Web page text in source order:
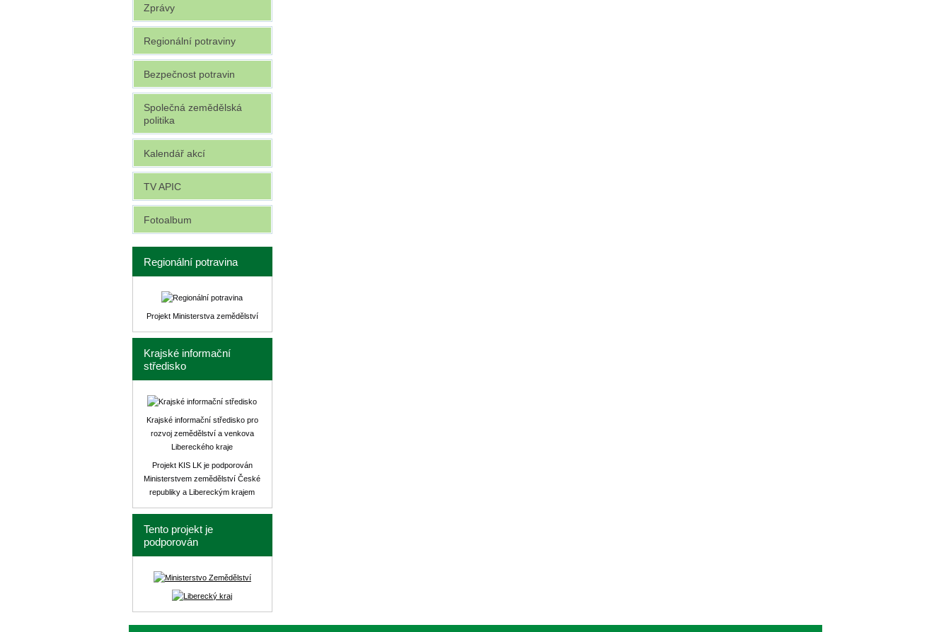
Zprávy
Regionální potraviny
Bezpečnost potravin
Společná zemědělská
politika
Kalendář akcí
TV APIC
Fotoalbum
Regionální potravina
Projekt Ministerstva zemědělství
Krajské informační
středisko
Krajské informační středisko pro
rozvoj zemědělství a venkova
Libereckého kraje
Projekt KIS LK je podporován
Ministerstvem zemědělství České
republiky a Libereckým krajem
Tento projekt je
podporován